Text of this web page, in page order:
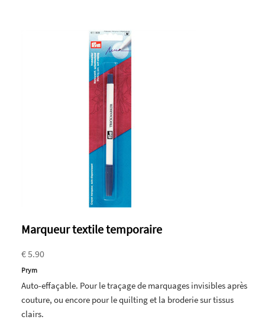
Marqueur textile temporaire
€ 5.90
Prym
Auto-effaçable. Pour le traçage de marquages invisibles après
couture, ou encore pour le quilting et la broderie sur tissus
clairs.